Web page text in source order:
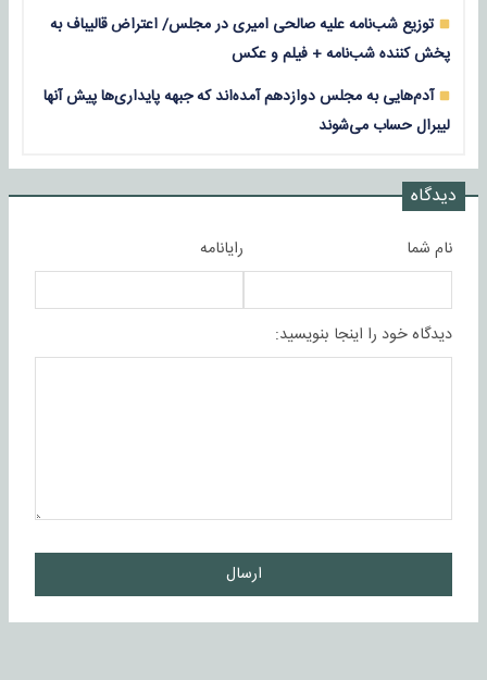
توزیع شب‌نامه علیه صالحی امیری در مجلس/ اعتراض قالیباف به
پخش کننده شب‌نامه + فیلم و عکس
آدم‌هایی به مجلس دوازدهم آمده‌اند که جبهه پایداری‌ها پیش آنها
لیبرال حساب می‌شوند
دیدگاه
نام شما رایانامه
دیدگاه خود را اینجا بنویسید:
ارسال